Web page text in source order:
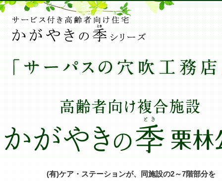
(有)ケア・ステーションが、同施設の2～7階部分を